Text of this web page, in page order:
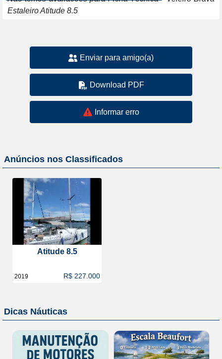
Estaleiro Atitude 8.5
Enviar para amigo(a)
Download PDF
Informar erro
Anúncios nos Classificados
Atitude 8.5
2019 R$ 227.000
Dicas Náuticas